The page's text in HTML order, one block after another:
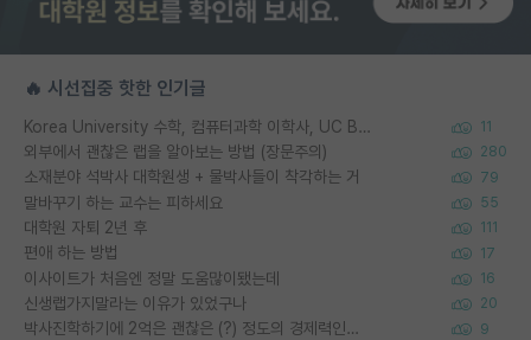
🔥 시선집중 핫한 인기글
Korea University 수학, 컴퓨터과학 이학사, UC Berkeley 산업공학 대학원 공학박사가 되는 것은 쉽지 않겠죠? 11
외부에서 괜찮은 랩을 알아보는 방법 (장문주의) 280
소재분야 석박사 대학원생 + 물박사들이 착각하는 거 79
말바꾸기 하는 교수는 피하세요 55
대학원 자퇴 2년 후 111
편애 하는 방법 17
이사이트가 처음엔 정말 도움많이됐는데 16
신생랩가지말라는 이유가 있었구나 20
박사진학하기에 2억은 괜찮은 (?) 정도의 경제력인가요 9